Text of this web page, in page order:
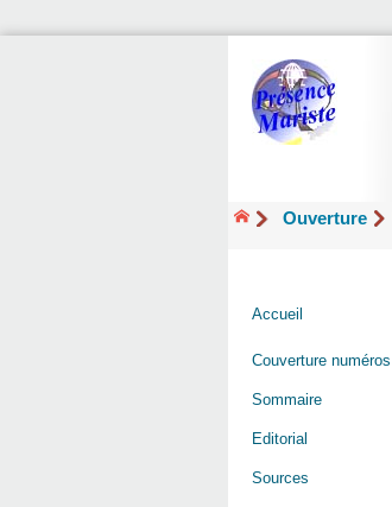
Ouverture
Accueil
Couverture numéros
Sommaire
Editorial
Sources